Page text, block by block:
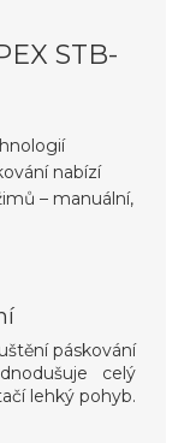
STB-
nabízí
– manuální,
páskování
celý
lehký pohyb.